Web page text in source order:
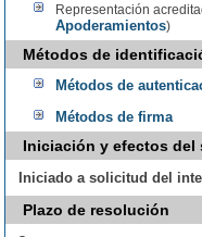
Representación
Apoderamientos)
Métodos de
Métodos de
Métodos de firma
Iniciación y efectos del
Iniciado a solicitud del
Plazo de resolución